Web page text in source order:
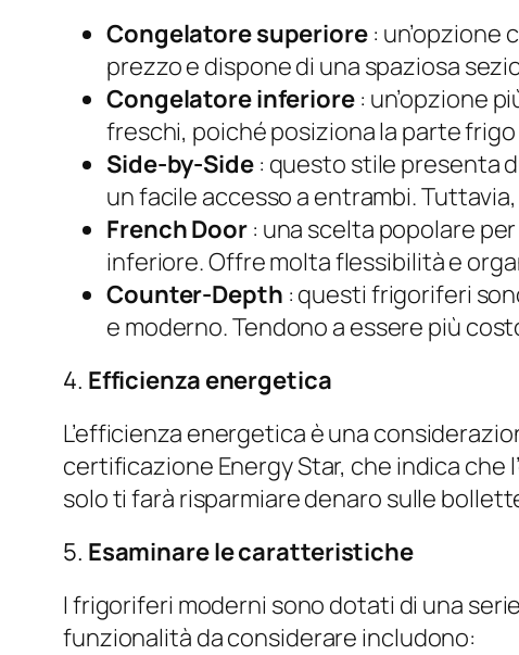
Congelatore superiore: un’opzione
prezzo e dispone di una spaziosa
Congelatore inferiore: un’opzione
freschi, poiché posiziona la parte frigo
Side-by-Side: questo stile presenta
un facile accesso a entrambi.
French Door: una scelta popolare
inferiore. Offre molta flessibilità e
Counter-Depth : questi frigoriferi
e moderno. Tendono a essere più
4. Efficienza energetica
L’efficienza energetica è una
certificazione Energy Star, che indica
solo ti farà risparmiare denaro sulle
5. Esaminare le caratteristiche
I frigoriferi moderni sono dotati di una
funzionalità da considerare includono: